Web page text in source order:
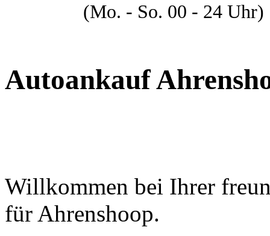
(Mo. - So. 00 - 24 Uhr)
Autoankauf
Willkommen bei Ihrer
für Ahrenshoop.